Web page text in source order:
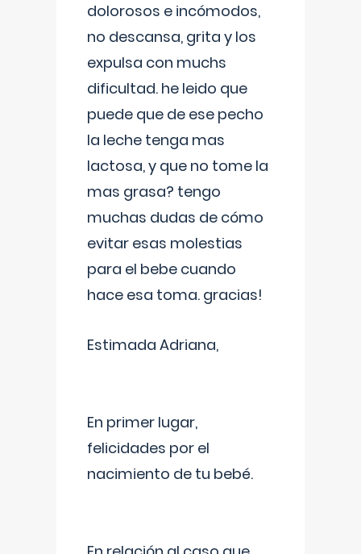
dolorosos e incómodos,
no descansa, grita y los
expulsa con muchs
dificultad. he leido que
puede que de ese pecho
la leche tenga mas
lactosa, y que no tome la
mas grasa? tengo
muchas dudas de cómo
evitar esas molestias
para el bebe cuando
hace esa toma. gracias!
Estimada Adriana,
En primer lugar,
felicidades por el
nacimiento de tu bebé.